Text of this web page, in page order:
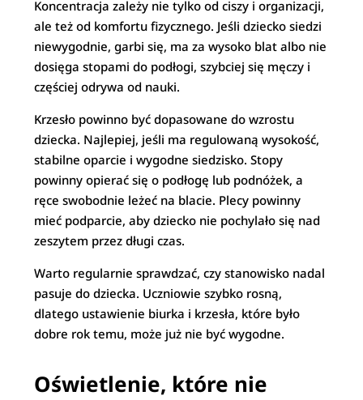
Koncentracja zależy nie tylko od ciszy i organizacji,
ale też od komfortu fizycznego. Jeśli dziecko siedzi
niewygodnie, garbi się, ma za wysoko blat albo nie
dosięga stopami do podłogi, szybciej się męczy i
częściej odrywa od nauki.
Krzesło powinno być dopasowane do wzrostu
dziecka. Najlepiej, jeśli ma regulowaną wysokość,
stabilne oparcie i wygodne siedzisko. Stopy
powinny opierać się o podłogę lub podnóżek, a
ręce swobodnie leżeć na blacie. Plecy powinny
mieć podparcie, aby dziecko nie pochylało się nad
zeszytem przez długi czas.
Warto regularnie sprawdzać, czy stanowisko nadal
pasuje do dziecka. Uczniowie szybko rosną,
dlatego ustawienie biurka i krzesła, które było
dobre rok temu, może już nie być wygodne.
Oświetlenie, które nie